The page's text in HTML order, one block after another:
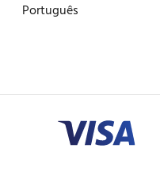
Português